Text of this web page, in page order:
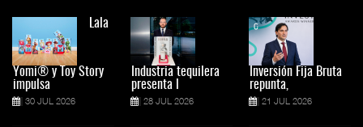
Lala
Yomi® y Toy Story
impulsa
30 JUL 2026
Industria tequilera
presenta l
28 JUL 2026
Inversión Fija Bruta
repunta,
21 JUL 2026